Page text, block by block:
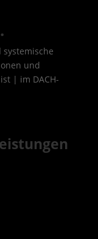
systemische
und
| im DACH-